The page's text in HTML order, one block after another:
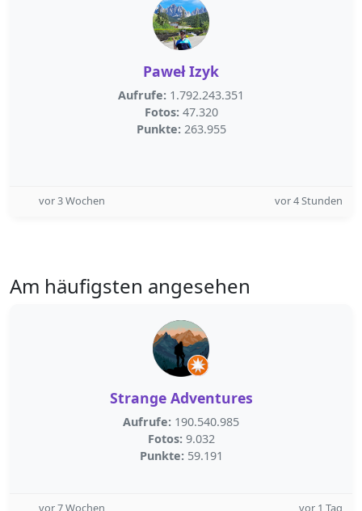
Paweł Izyk
Aufrufe: 1.792.243.351
Fotos: 47.320
Punkte: 263.955
vor 3 Wochen vor 4 Stunden
Am häufigsten angesehen
Strange Adventures
Aufrufe: 190.540.985
Fotos: 9.032
Punkte: 59.191
vor 7 Wochen vor 1 Tag